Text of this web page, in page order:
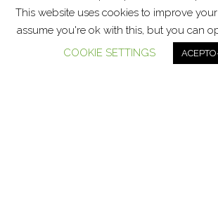
Funciona gracias aWordPress |
This website uses cookies to improve
assume you're ok with this, but you can
COOKIE SETTINGS
Social media & sharing icons powered